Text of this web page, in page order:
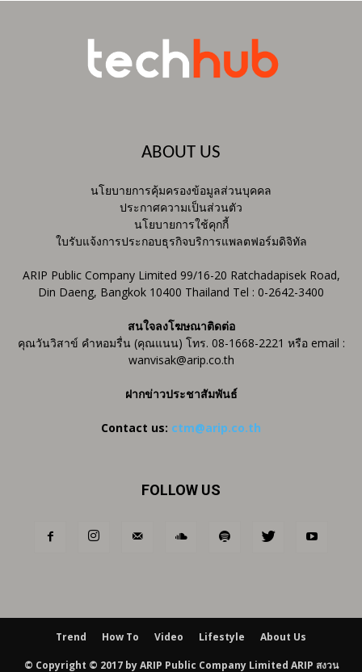
ABOUT US
นโยบายการคุ้มครองข้อมูลส่วนบุคคล
ประกาศความเป็นส่วนตัว
นโยบายการใช้คุกกี้
ใบรับแจ้งการประกอบธุรกิจบริการแพลตฟอร์มดิจิทัล
ARIP Public Company Limited 99/16-20 Ratchadapisek Road,
Din Daeng, Bangkok 10400 Thailand Tel : 0-2642-3400
สนใจลงโฆษณาติดต่อ
คุณวันวิสาข์ คำหอมรื่น (คุณแนน) โทร. 08-1668-2221 หรือ email :
wanvisak@arip.co.th
ฝากข่าวประชาสัมพันธ์
Contact us: ctm@arip.co.th
FOLLOW US
Trend How To Video Lifestyle About Us
© Copyright © 2017 by ARIP Public Company Limited ARIP สงวน